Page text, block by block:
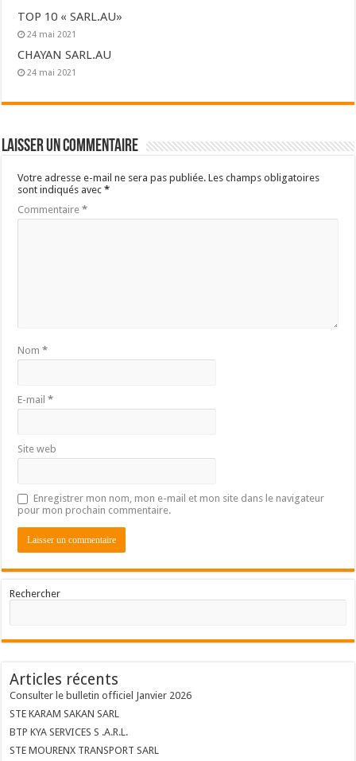
TOP 10 « SARL.AU»
24 mai 2021
CHAYAN SARL.AU
24 mai 2021
Laisser un commentaire
Votre adresse e-mail ne sera pas publiée. Les champs obligatoires
sont indiqués avec*
Commentaire*
Nom*
E-mail*
Site web
Enregistrer mon nom, mon e-mail et mon site dans le navigateur
pour mon prochain commentaire.
Rechercher
Articles récents
Consulter le bulletin officiel Janvier 2026
STE KARAM SAKAN SARL
BTP KYA SERVICES S .A.R.L.
STE MOURENX TRANSPORT SARL